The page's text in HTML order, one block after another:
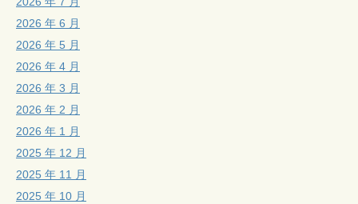
2026 年 6 月
2026 年 5 月
2026 年 4 月
2026 年 3 月
2026 年 2 月
2026 年 1 月
2025 年 12 月
2025 年 11 月
2025 年 10 月